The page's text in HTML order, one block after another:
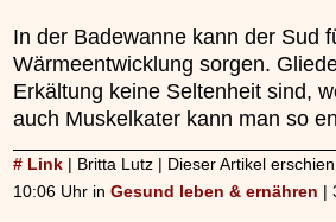
In der Badewanne kann der Sud
Wärmeentwicklung sorgen.
Erkältung keine Seltenheit sind,
auch Muskelkater kann man so
# Link | Britta Lutz | Dieser Artikel
10:06 Uhr in Gesund leben & ernähren |